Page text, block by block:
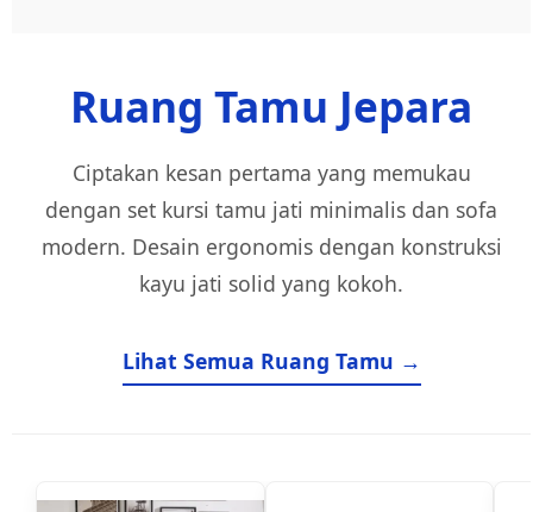
Ruang Tamu Jepara
Ciptakan kesan pertama yang memukau
dengan set kursi tamu jati minimalis dan sofa
modern. Desain ergonomis dengan konstruksi
kayu jati solid yang kokoh.
Lihat Semua Ruang Tamu →